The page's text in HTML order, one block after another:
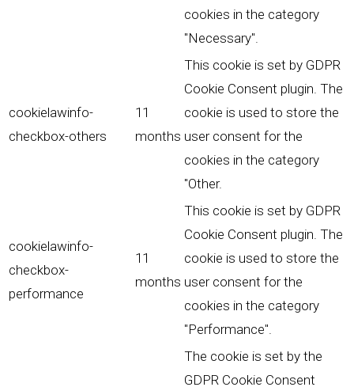
cookies in the category
"Necessary".
cookielawinfo-
checkbox-others
11
months
This cookie is set by GDPR
Cookie Consent plugin. The
cookie is used to store the
user consent for the
cookies in the category
"Other.
cookielawinfo-
checkbox-
performance
11
months
This cookie is set by GDPR
Cookie Consent plugin. The
cookie is used to store the
user consent for the
cookies in the category
"Performance".
The cookie is set by the
GDPR Cookie Consent